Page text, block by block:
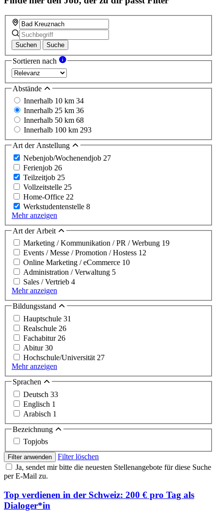
Suchen Suche
Sortieren nach
Abstände
Innerhalb 10 km 34
Innerhalb 25 km 36
Innerhalb 50 km 68
Innerhalb 100 km 293
Art der Anstellung
Nebenjob/Wochenendjob 27
Ferienjob 26
Teilzeitjob 25
Vollzeitstelle 25
Home-Office 22
Werkstudentenstelle 8
Mehr anzeigen
Art der Arbeit
Marketing / Kommunikation / PR / Werbung 19
Events / Messe / Promotion / Hostess 12
Online Marketing / eCommerce 10
Administration / Verwaltung 5
Sales / Vertrieb 4
Mehr anzeigen
Bildungsstand
Hauptschule 31
Realschule 26
Fachabitur 26
Abitur30
Hochschule/Universität 27
Mehr anzeigen
Sprachen
Deutsch 33
Englisch 1
Arabisch 1
Bezeichnung
Topjobs
Filter anwenden
Filter löschen
Ja, sendet mir bitte die neuesten Stellenangebote für diese Suche
per E-Mail zu.
Top verdienen in der Schweiz: 200 € pro Tag als
Dialoger*in